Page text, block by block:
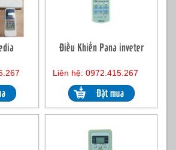
Điều Khiển Pana inveter
Liên hệ: 0972.415.267